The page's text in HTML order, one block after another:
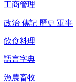
工商管理
政治 傳記 歷史 軍事
飲食料理
語言字典
漁農畜牧